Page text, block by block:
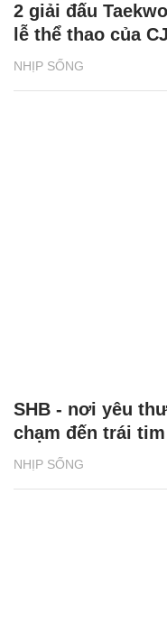
NHỊP SỐNG
2 giải đấu
lễ thể thao của
NHỊP SỐNG
SHB - nơi yêu
chạm đến trái tim